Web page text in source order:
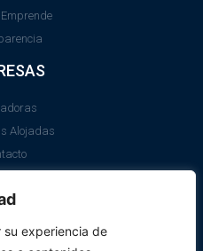
su experiencia de
Alojadas
Legal
Cookies